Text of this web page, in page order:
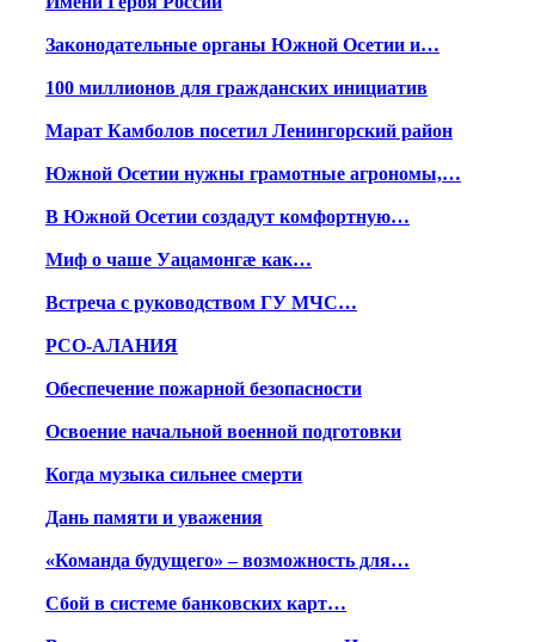
Законодательные органы Южной Осетии и…
100 миллионов для гражданских инициатив
Марат Камболов посетил Ленингорский район
Южной Осетии нужны грамотные агрономы,…
В Южной Осетии создадут комфортную…
Миф о чаше Уацамонгæ как…
Встреча с руководством ГУ МЧС…
РСО-АЛАНИЯ
Обеспечение пожарной безопасности
Освоение начальной военной подготовки
Когда музыка сильнее смерти
Дань памяти и уважения
«Команда будущего» – возможность для…
Сбой в системе банковских карт…